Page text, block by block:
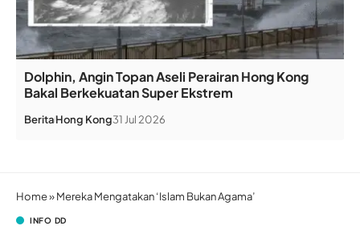
Dolphin, Angin Topan Aseli Perairan Hong Kong
Bakal Berkekuatan Super Ekstrem
BeritaHong Kong31 Jul 2026
Home»Mereka Mengatakan ‘Islam Bukan Agama’
INFO DD